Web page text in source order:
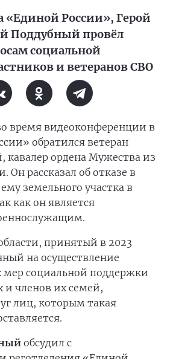
«Единой России», Герой
Поддубный провёл
социальной
и ветеранов СВО
время видеоконференции в
обратился ветеран
кавалер ордена Мужества из
Он рассказал об отказе в
земельного участка в
как он является
принятый в 2023
на осуществление
мер социальной поддержки
членов их семей,
лиц, которым такая
обсудил с